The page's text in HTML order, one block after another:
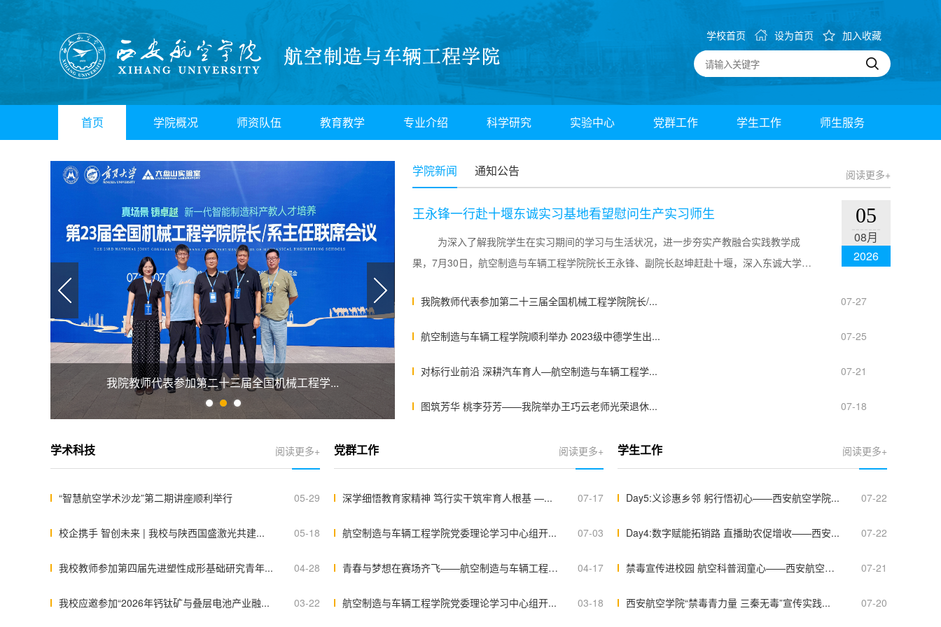
学校首页 设为首页 加入收藏
首页 学院概况 师资队伍 教育教学 专业介绍 科学研究 实验中心 党群工作 学生工作 师生服务
我院教师代表参加第二十三届全国机械工程学...
学院新闻 通知公告 阅读更多+
王永锋一行赴十堰东诚实习基地看望慰问生产实习师生
为深入了解我院学生在实习期间的学习与生活状况，进一步夯实产教融合实践教学成
果，7月30日，航空制造与车辆工程学院院长王永锋、副院长赵坤赶赴十堰，深入东诚大学生
05
-------
08月
2026
我院教师代表参加第二十三届全国机械工程学院院长/... 07-27
航空制造与车辆工程学院顺利举办 2023级中德学生出... 07-25
对标行业前沿 深耕汽车育人—航空制造与车辆工程学... 07-21
图筑芳华 桃李芬芳——我院举办王巧云老师光荣退休... 07-18
学术科技 阅读更多+
“智慧航空学术沙龙”第二期讲座顺利举行 05-29
校企携手 智创未来 | 我校与陕西国盛激光共建... 05-18
我校教师参加第四届先进塑性成形基础研究青年... 04-28
我校应邀参加“2026年钙钛矿与叠层电池产业融... 03-22
党群工作 阅读更多+
深学细悟教育家精神 笃行实干筑牢育人根基 —... 07-17
航空制造与车辆工程学院党委理论学习中心组开... 07-03
青春与梦想在赛场齐飞——航空制造与车辆工程学院 04-17
航空制造与车辆工程学院党委理论学习中心组开... 03-18
学生工作 阅读更多+
Day5:义诊惠乡邻 躬行悟初心——西安航空学院... 07-22
Day4:数字赋能拓销路 直播助农促增收——西安... 07-22
禁毒宣传进校园 航空科普润童心——西安航空学... 07-21
西安航空学院“禁毒青力量 三秦无毒”宣传实践... 07-20